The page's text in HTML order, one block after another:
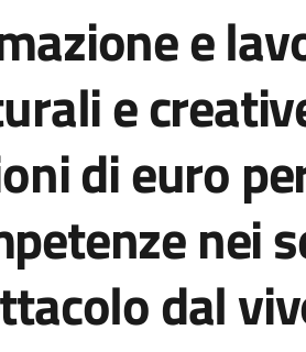
e
e
di euro
nei
dal